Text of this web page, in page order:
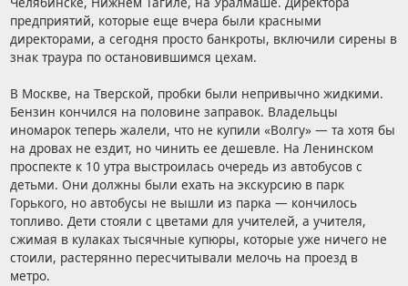
предприятий, которые еще вчера были красными
директорами, а сегодня просто банкроты, включили сирены в
знак траура по остановившимся цехам.
В Москве, на Тверской, пробки были непривычно жидкими.
Бензин кончился на половине заправок. Владельцы
иномарок теперь жалели, что не купили «Волгу» — та хотя бы
на дровах не ездит, но чинить ее дешевле. На Ленинском
проспекте к 10 утра выстроилась очередь из автобусов с
детьми. Они должны были ехать на экскурсию в парк
Горького, но автобусы не вышли из парка — кончилось
топливо. Дети стояли с цветами для учителей, а учителя,
сжимая в кулаках тысячные купюры, которые уже ничего не
стоили, растерянно пересчитывали мелочь на проезд в
метро.